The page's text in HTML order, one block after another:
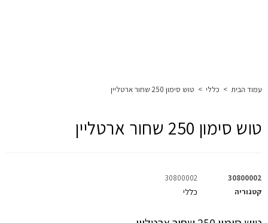
עמוד הבית > כללי > טוש סימון 250 שחור ארטליין
טוש סימון 250 שחור ארטליין
30800002
30800002
קטגוריה
כללי